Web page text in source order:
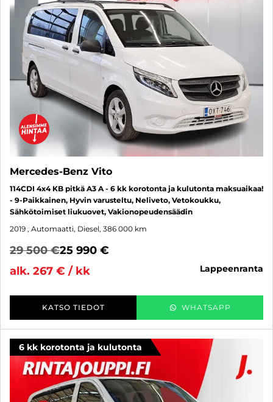
Mercedes-Benz Vito
114CDI 4x4 KB pitkä A3 A - 6 kk korotonta ja kulutonta maksuaikaa!
- 9-Paikkainen, Hyvin varusteltu, Neliveto, Vetokoukku,
Sähkötoimiset liukuovet, Vakionopeudensäädin
2019 , Automaatti, Diesel, 386 000 km
29 500 €25 990 €
alk. 267 € / kk
lappeenranta
KATSO TIEDOT WHATSAPP
6 kk korotonta ja kulutonta